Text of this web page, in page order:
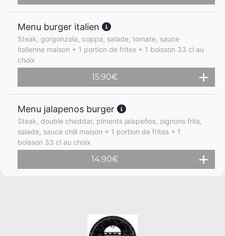
Menu burger italien
Steak, gorgonzola, coppa, salade, tomate, sauce
italienne maison + 1 portion de frites + 1 boisson 33 cl au
choix
15.90€
Menu jalapenos burger
Steak, double cheddar, piments jalapeños, oignons frits,
salade, sauce chili maison + 1 portion de frites + 1
boisson 33 cl au choix
14.90€